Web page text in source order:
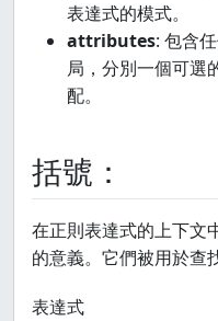
表達式的模式。
attributes: 包含
局，分別一個可選
配。
括號：
在正則表達式的上下文
的意義。它們被用於查
表達式